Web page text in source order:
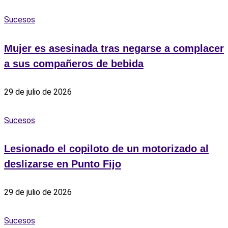
Sucesos
Mujer es asesinada tras negarse a complacer
a sus compañeros de bebida
29 de julio de 2026
Sucesos
Lesionado el copiloto de un motorizado al
deslizarse en Punto Fijo
29 de julio de 2026
Sucesos